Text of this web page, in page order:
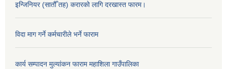
इन्जिनियर (सातौँ तह) करारको लागि दरखास्त फारम।
विदा माग गर्ने कर्मचारीले भर्ने फाराम
कार्य सम्पादन मुल्यांकन फाराम महाशिला गाउँपालिका